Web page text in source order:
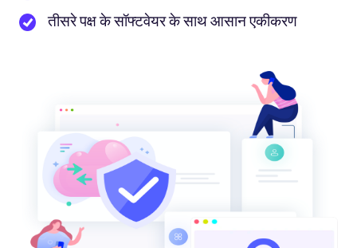
तीसरे पक्ष के सॉफ्टवेयर के साथ आसान एकीकरण